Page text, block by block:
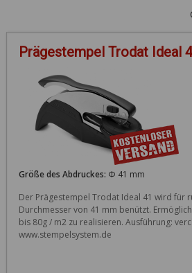
Prägestempel Trodat Ideal
Größe des Abdruckes: Φ 41 mm
Der Prägestempel Trodat Ideal 41 wird für
Durchmesser von 41 mm benützt.
bis 80g / m2 zu realisieren. Ausführung: